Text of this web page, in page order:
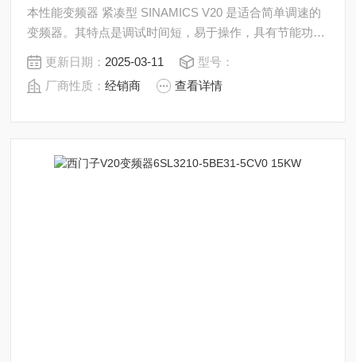
本性能变频器 紧凑型 SINAMICS V20 是适合简单调速的
变频器。其特点是调试时间短，易于操作，具有节能功
能。9 种规格，功率范围 从0.12 kW 到 30 kW。
更新日期： 2025-03-11
型号：
厂商性质：经销商 查看详情